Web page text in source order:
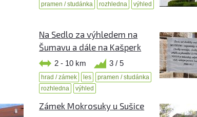
pramen / studánka
rozhledna výhled
Na Sedlo za výhledem na
Šumavu a dále na Kašperk
2 - 10 km 3 / 5
hrad / zámek les
pramen / studánka
rozhledna
výhled
Zámek Mokrosuky u Sušice